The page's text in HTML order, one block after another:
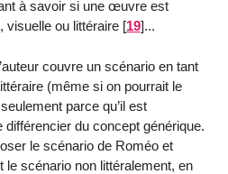
à savoir si une œuvre est
visuelle ou littéraire[19]...
couvre un scénario en tant
(même si on pourrait le
parce qu’il est
du concept générique.
le scénario de Roméo et
le scénario non littéralement, en